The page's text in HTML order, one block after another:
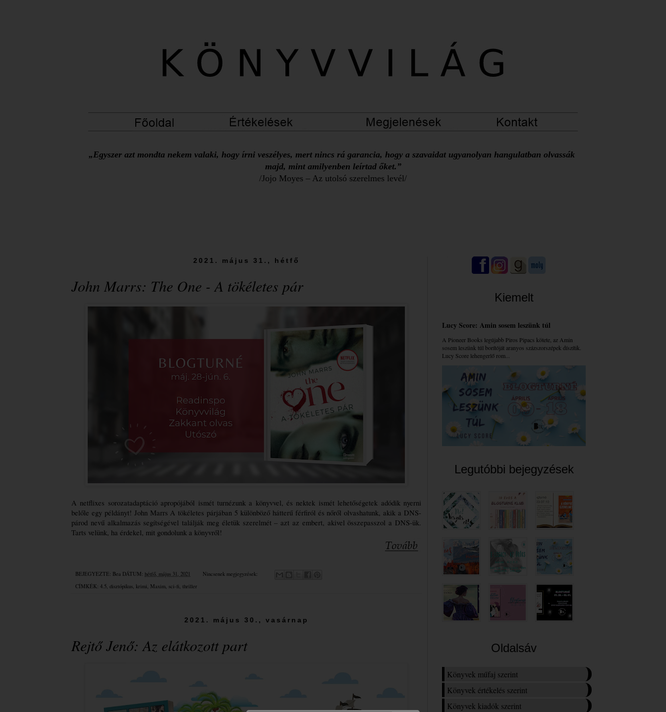
„Egyszer azt mondta nekem valaki, hogy írni veszélyes, mert nincs rá garancia, hogy a szavaidat ugyanolyan hangulatban olvassák
majd, mint amilyenben leírtad őket.”
/Jojo Moyes – Az utolsó szerelmes levél/
2021. május 31., hétfő
John Marrs: The One - A tökéletes pár
A netflixes sorozatadaptáció apropójából ismét turnézunk a könyvvel, és nektek ismét lehetőségetek adódik nyerni
belőle egy példányt! John Marrs A tökéletes párjában 5 különböző hátterű férfiról és nőről olvashatunk, akik a DNS-
párod nevű alkalmazás segítségével találják meg életük szerelmét – azt az embert, akivel összepasszol a DNS-ük.
Tarts velünk, ha érdekel, mit gondolunk a könyvről!
BEJEGYEZTE: Bea DÁTUM: hétfő, május 31, 2021
Nincsenek megjegyzések:
CÍMKÉK: 4.5, disztópikus, krimi, Maxim, sci-fi, thriller
2021. május 30., vasárnap
Rejtő Jenő: Az ​elátkozott part
Kiemelt
Lucy Score: Amin sosem leszünk túl
A Pioneer Books legújabb Piros Pipacs kötete, az Amin
sosem leszünk túl borítóját aranyos százszorszépek díszítik.
Lucy Score lehengerlő rom...
Legutóbbi bejegyzések
Oldalsáv
Könyvek műfaj szerint
Könyvek értékelés szerint
Könyvek kiadók szerint